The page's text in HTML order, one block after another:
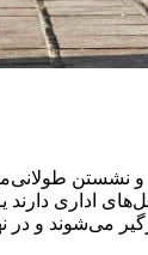
دارند
می‌شوند و